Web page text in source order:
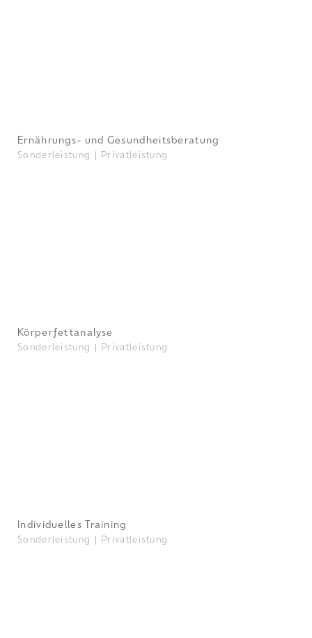
Ernährungs- und Gesundheitsberatung
Sonderleistung | Privatleistung
Körperfettanalyse
Sonderleistung | Privatleistung
Individuelles Training
Sonderleistung | Privatleistung